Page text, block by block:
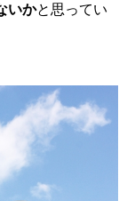
いかと思ってい